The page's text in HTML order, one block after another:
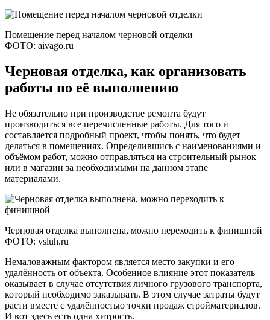
Помещение перед началом черновой отделки
ФОТО: aivago.ru
Черновая отделка, как организовать
работы по её выполнению
Не обязательно при производстве ремонта будут
производиться все перечисленные работы. Для того и
составляется подробный проект, чтобы понять, что будет
делаться в помещениях. Определившись с наименованиями и
объёмом работ, можно отправляться на строительный рынок
или в магазин за необходимыми на данном этапе
материалами.
Черновая отделка выполнена, можно переходить к финишной
ФОТО: vsluh.ru
Немаловажным фактором является место закупки и его
удалённость от объекта. Особенное влияние этот показатель
оказывает в случае отсутствия личного грузового транспорта,
который необходимо заказывать. В этом случае затраты будут
расти вместе с удалённостью точки продаж стройматериалов.
И вот здесь есть одна хитрость.